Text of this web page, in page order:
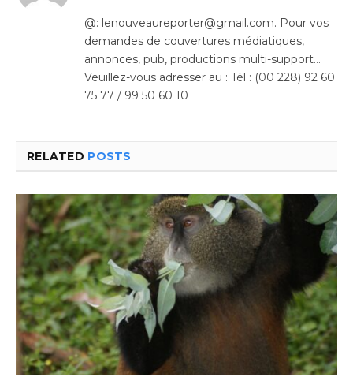
@: lenouveaureporter@gmail.com. Pour vos
demandes de couvertures médiatiques,
annonces, pub, productions multi-support…
Veuillez-vous adresser au : Tél : (00 228) 92 60
75 77 / 99 50 60 10
RELATED POSTS